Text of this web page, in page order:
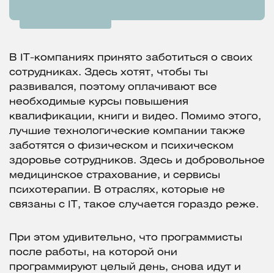
В IT-компаниях принято заботиться о своих
сотрудниках. Здесь хотят, чтобы ты
развивался, поэтому оплачивают все
необходимые курсы повышения
квалификации, книги и видео. Помимо этого,
лучшие технологические компании также
заботятся о физическом и психическом
здоровье сотрудников. Здесь и добровольное
медицинское страхование, и сервисы
психотерапии. В отраслях, которые не
связаны с IT, такое случается гораздо реже.
При этом удивительно, что программисты
после работы, на которой они
программируют целый день, снова идут и